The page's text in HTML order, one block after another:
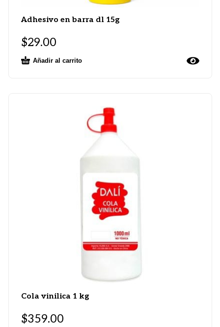
Adhesivo en barra dl 15g
$29.00
Añadir al carrito
Cola vinilica 1 kg
$359.00